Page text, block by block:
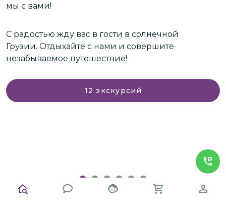
мы с вами!
С радостью жду вас в гости в солнечной
Грузии. Отдыхайте с нами и совершите
незабываемое путешествие!
12 экскурсий